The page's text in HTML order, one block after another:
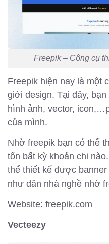
Freepik – Công cụ
Freepik hiện nay là một
giới design. Tại đây,
hình ảnh, vector,
của mình.
Nhờ freepik bạn có thể
tốn bất kỳ khoản chi
thể thiết kế được
như dân nhà nghề nhờ
Website: freepik.com
Vecteezy